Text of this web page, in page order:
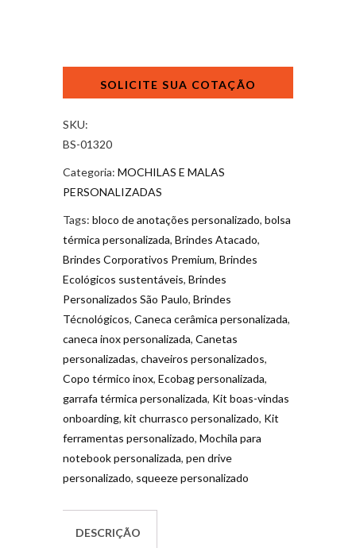
Atacado
Brindes
quantidade
SKU:
BS-01320
Categoria: MOCHILAS E MALAS
PERSONALIZADAS
Tags: bloco de anotações personalizado, bolsa
térmica personalizada, Brindes Atacado,
Brindes Corporativos Premium, Brindes
Ecológicos sustentáveis, Brindes
Personalizados São Paulo, Brindes
Técnológicos, Caneca cerâmica personalizada,
caneca inox personalizada, Canetas
personalizadas, chaveiros personalizados,
Copo térmico inox, Ecobag personalizada,
garrafa térmica personalizada, Kit boas-vindas
onboarding, kit churrasco personalizado, Kit
ferramentas personalizado, Mochila para
notebook personalizada, pen drive
personalizado, squeeze personalizado
DESCRIÇÃO